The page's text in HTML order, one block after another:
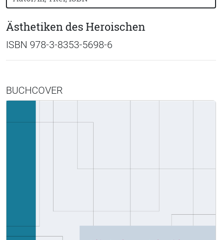
Ästhetiken des Heroischen
ISBN 978-3-8353-5698-6
BUCHCOVER